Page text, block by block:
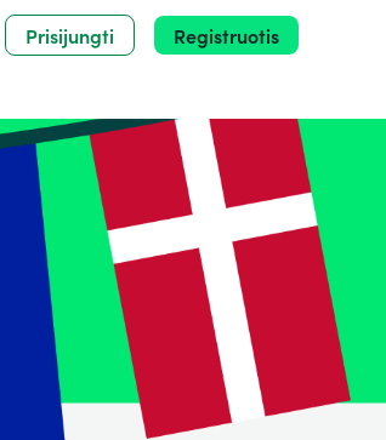
Prisijungti Registruotis